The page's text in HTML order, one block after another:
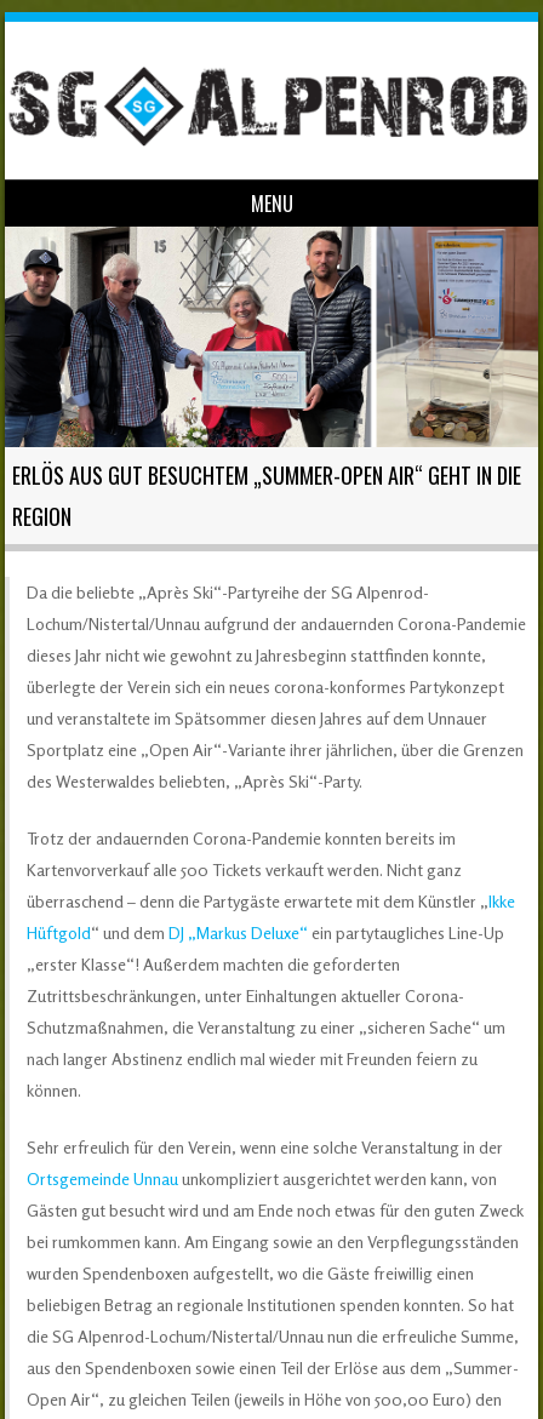
MENU
Skip to content
ERLÖS AUS GUT BESUCHTEM „SUMMER-OPEN AIR“ GEHT IN DIE
REGION
Da die beliebte „Après Ski“-Partyreihe der SG Alpenrod-
Lochum/Nistertal/Unnau aufgrund der andauernden Corona-Pandemie
dieses Jahr nicht wie gewohnt zu Jahresbeginn stattfinden konnte,
überlegte der Verein sich ein neues corona-konformes Partykonzept
und veranstaltete im Spätsommer diesen Jahres auf dem Unnauer
Sportplatz eine „Open Air“-Variante ihrer jährlichen, über die Grenzen
des Westerwaldes beliebten, „Après Ski“-Party.
Trotz der andauernden Corona-Pandemie konnten bereits im
Kartenvorverkauf alle 500 Tickets verkauft werden. Nicht ganz
überraschend – denn die Partygäste erwartete mit dem Künstler „Ikke
Hüftgold“ und demDJ „Markus Deluxe“ ein partytaugliches Line-Up
„erster Klasse“! Außerdem machten die geforderten
Zutrittsbeschränkungen, unter Einhaltungen aktueller Corona-
Schutzmaßnahmen, die Veranstaltung zu einer „sicheren Sache“ um
nach langer Abstinenz endlich mal wieder mit Freunden feiern zu
können.
Sehr erfreulich für den Verein, wenn eine solche Veranstaltung in der
Ortsgemeinde Unnauunkompliziert ausgerichtet werden kann, von
Gästen gut besucht wird und am Ende noch etwas für den guten Zweck
bei rumkommen kann. Am Eingang sowie an den Verpflegungsständen
wurden Spendenboxen aufgestellt, wo die Gäste freiwillig einen
beliebigen Betrag an regionale Institutionen spenden konnten. So hat
die SG Alpenrod-Lochum/Nistertal/Unnau nun die erfreuliche Summe,
aus den Spendenboxen sowie einen Teil der Erlöse aus dem „Summer-
Open Air“, zu gleichen Teilen (jeweils in Höhe von 500,00 Euro) den